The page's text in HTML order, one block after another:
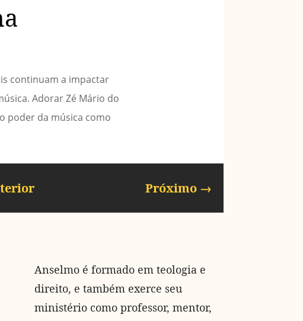
continuam a impactar
Adorar Zé Mário do
poder da música como
Próximo→
Anselmo é formado em teologia e
direito, e também exerce seu
ministério como professor, mentor,